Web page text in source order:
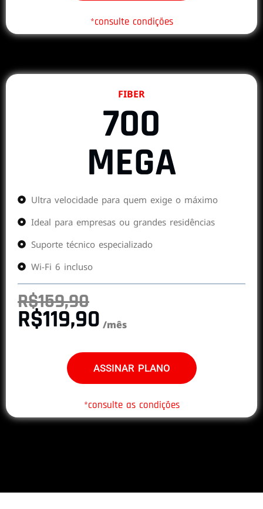
*consulte condições
FIBER
700
MEGA
Ultra velocidade para quem exige o máximo
Ideal para empresas ou grandes residências
Suporte técnico especializado
Wi-Fi 6 incluso
R$159,90
R$119,90 /mês
ASSINAR PLANO
*consulte as condições